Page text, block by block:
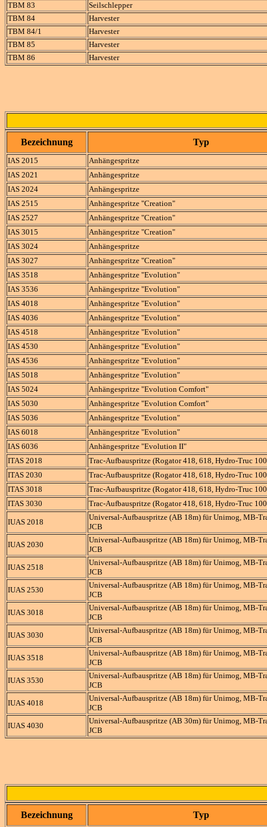
TBM 83
Seilschlepper
TBM 84
Harvester
TBM 84/1
Harvester
TBM 85
Harvester
TBM 86
Harvester
Bezeichnung Typ
IAS 2015
Anhängespritze
IAS 2021
Anhängespritze
IAS 2024
Anhängespritze
IAS 2515
Anhängespritze "Creation"
IAS 2527
Anhängespritze "Creation"
IAS 3015
Anhängespritze "Creation"
IAS 3024
Anhängespritze
IAS 3027
Anhängespritze "Creation"
IAS 3518
Anhängespritze "Evolution"
IAS 3536
Anhängespritze "Evolution"
IAS 4018
Anhängespritze "Evolution"
IAS 4036
Anhängespritze "Evolution"
IAS 4518
Anhängespritze "Evolution"
IAS 4530
Anhängespritze "Evolution"
IAS 4536
Anhängespritze "Evolution"
IAS 5018
Anhängespritze "Evolution"
IAS 5024
Anhängespritze "Evolution Comfort"
IAS 5030
Anhängespritze "Evolution Comfort"
IAS 5036
Anhängespritze "Evolution"
IAS 6018
Anhängespritze "Evolution"
IAS 6036
Anhängespritze "Evolution II"
ITAS 2018
Trac-Aufbauspritze (Rogator 418, 618, Hydro-Truc
ITAS 2030
Trac-Aufbauspritze (Rogator 418, 618, Hydro-Truc
ITAS 3018
Trac-Aufbauspritze (Rogator 418, 618, Hydro-Truc
ITAS 3030
Trac-Aufbauspritze (Rogator 418, 618, Hydro-Truc
IUAS 2018
Universal-Aufbauspritze (AB 18m) für Unimog, MB-
JCB
IUAS 2030
Universal-Aufbauspritze (AB 18m) für Unimog, MB-
JCB
IUAS 2518
Universal-Aufbauspritze (AB 18m) für Unimog, MB-
JCB
IUAS 2530
Universal-Aufbauspritze (AB 18m) für Unimog, MB-
JCB
IUAS 3018
Universal-Aufbauspritze (AB 18m) für Unimog, MB-
JCB
IUAS 3030
Universal-Aufbauspritze (AB 18m) für Unimog, MB-
JCB
IUAS 3518
Universal-Aufbauspritze (AB 18m) für Unimog, MB-
JCB
IUAS 3530
Universal-Aufbauspritze (AB 18m) für Unimog, MB-
JCB
IUAS 4018
Universal-Aufbauspritze (AB 18m) für Unimog, MB-
JCB
IUAS 4030
Universal-Aufbauspritze (AB 30m) für Unimog, MB-
JCB
Bezeichnung Typ